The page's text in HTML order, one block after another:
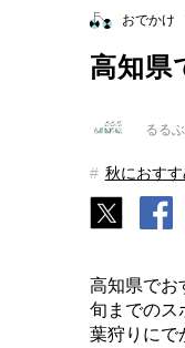
おでかけ
高知県
るる
秋におすす
高知県でお
旬までのス
葉狩りにで